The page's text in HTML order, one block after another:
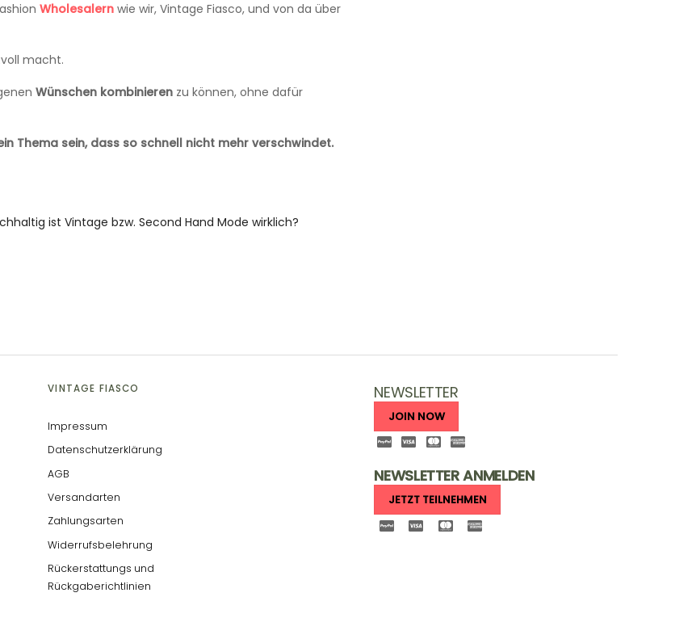
Wholesalern wie wir, Vintage Fiasco, und von da über
macht.
Wünschen kombinieren zu können, ohne dafür
Thema sein, dass so schnell nicht mehr verschwindet.
ist Vintage bzw. Second Hand Mode wirklich?
NEWSLETTER
JOIN NOW
NEWSLETTER ANMELDEN
JETZT TEILNEHMEN
VINTAGE FIASCO
Impressum
Datenschutzerklärung
AGB
Versandarten
Zahlungsarten
Widerrufsbelehrung
Rückerstattungs und
Rückgaberichtlinien